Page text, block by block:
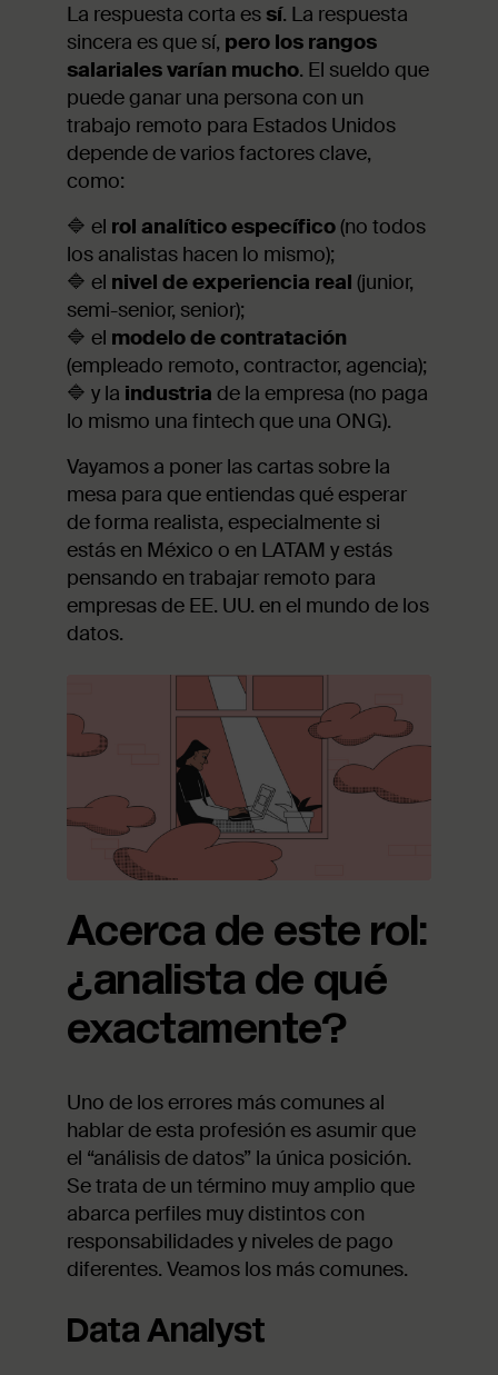
La respuesta corta es sí. La respuesta
sincera es que sí, pero los rangos
salariales varían mucho. El sueldo que
puede ganar una persona con un
trabajo remoto para Estados Unidos
depende de varios factores clave,
como:
🔷 el rol analítico específico(no todos
los analistas hacen lo mismo);
🔷 el nivel de experiencia real (junior,
semi-senior, senior);
🔷 el modelo de contratación
(empleado remoto, contractor, agencia);
🔷 y la industria de la empresa (no paga
lo mismo una fintech que una ONG).
Vayamos a poner las cartas sobre la
mesa para que entiendas qué esperar
de forma realista, especialmente si
estás en México o en LATAM y estás
pensando en trabajar remoto para
empresas de EE. UU. en el mundo de los
datos.
Acerca de este rol:
¿analista de qué
exactamente?
Uno de los errores más comunes al
hablar de esta profesión es asumir que
el “análisis de datos” la única posición.
Se trata de un término muy amplio que
abarca perfiles muy distintos con
responsabilidades y niveles de pago
diferentes. Veamos los más comunes.
Data Analyst